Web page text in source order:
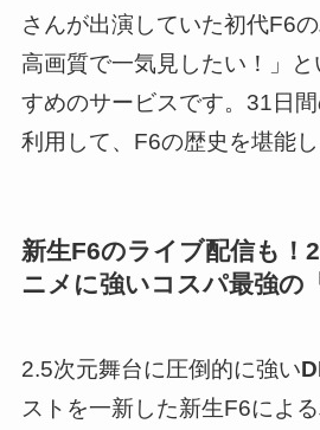
さんが出演していた初代F6
高画質で一気見したい！」
すめのサービスです。31日
利用して、F6の歴史を堪能し
新生F6のライブ配信も！
ニメに強いコスパ最強の
2.5次元舞台に圧倒的に強い
ストを一新した新生F6によ